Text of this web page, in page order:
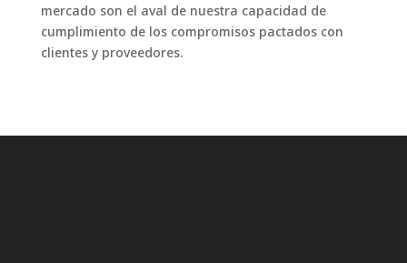
mercado son el aval de nuestra capacidad de
cumplimiento de los compromisos pactados con
clientes y proveedores.